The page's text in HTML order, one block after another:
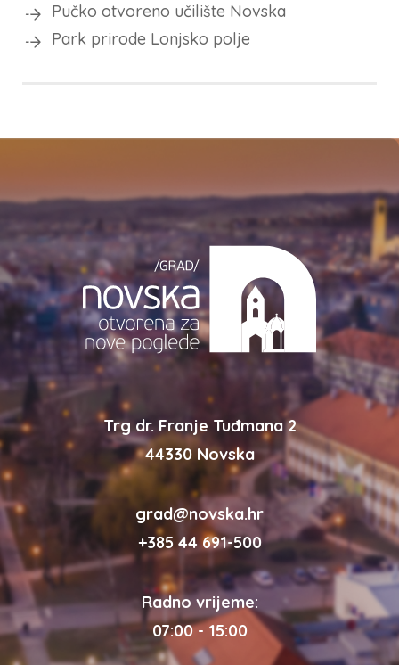
Pučko otvoreno učilište Novska
Park prirode Lonjsko polje
Trg dr. Franje Tuđmana 2
44330 Novska
grad@novska.hr
+385 44 691-500
Radno vrijeme:
07:00 - 15:00